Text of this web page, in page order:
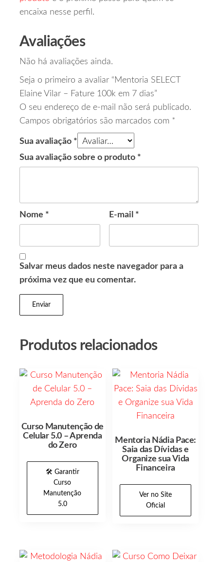
encaixa nesse perfil.
Avaliações
Não há avaliações ainda.
Seja o primeiro a avaliar “Mentoria SELECT
Elaine Vilar – Fature 100k em 7 dias”
O seu endereço de e-mail não será publicado.
Campos obrigatórios são marcados com *
Sua avaliação *
Sua avaliação sobre o produto *
Nome * E-mail *
Salvar meus dados neste navegador para a
próxima vez que eu comentar.
Produtos relacionados
Curso Manutenção de
Celular 5.0 – Aprenda
do Zero
🛠️ Garantir
Curso
Manutenção
5.0
Mentoria Nádia Pace:
Saia das Dívidas e
Organize sua Vida
Financeira
Ver no Site
Oficial